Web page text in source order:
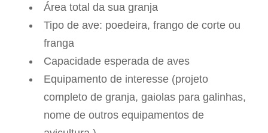
Área total da sua granja
Tipo de ave: poedeira, frango de corte ou
franga
Capacidade esperada de aves
Equipamento de interesse (projeto
completo de granja, gaiolas para galinhas,
nome de outros equipamentos de